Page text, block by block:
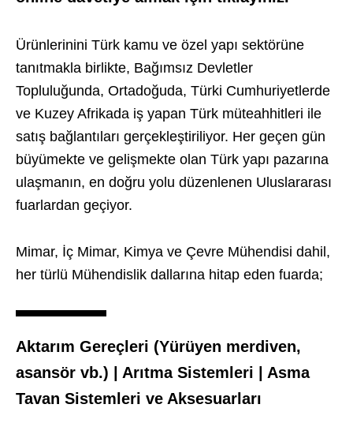
Ürünlerinini Türk kamu ve özel yapı sektörüne
tanıtmakla birlikte, Bağımsız Devletler
Topluluğunda, Ortadoğuda, Türki Cumhuriyetlerde
ve Kuzey Afrikada iş yapan Türk müteahhitleri ile
satış bağlantıları gerçekleştiriliyor. Her geçen gün
büyümekte ve gelişmekte olan Türk yapı pazarına
ulaşmanın, en doğru yolu düzenlenen Uluslararası
fuarlardan geçiyor.
Mimar, İç Mimar, Kimya ve Çevre Mühendisi dahil,
her türlü Mühendislik dallarına hitap eden fuarda;
Aktarım Gereçleri (Yürüyen merdiven,
asansör vb.) | Arıtma Sistemleri | Asma
Tavan Sistemleri ve Aksesuarları